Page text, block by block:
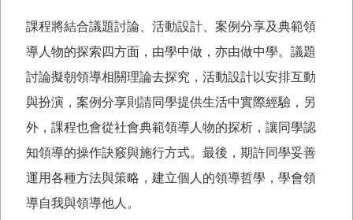
課程將結合議題討論、活動設計、案例分享及典範領
導人物的探索四方面，由學中做，亦由做中學。議題
討論擬朝領導相關理論去探究，活動設計以安排互動
與扮演，案例分享則請同學提供生活中實際經驗，另
外，課程也會從社會典範領導人物的探析，讓同學認
知領導的操作訣竅與施行方式。最後，期許同學妥善
運用各種方法與策略，建立個人的領導哲學，學會領
導自我與領導他人。